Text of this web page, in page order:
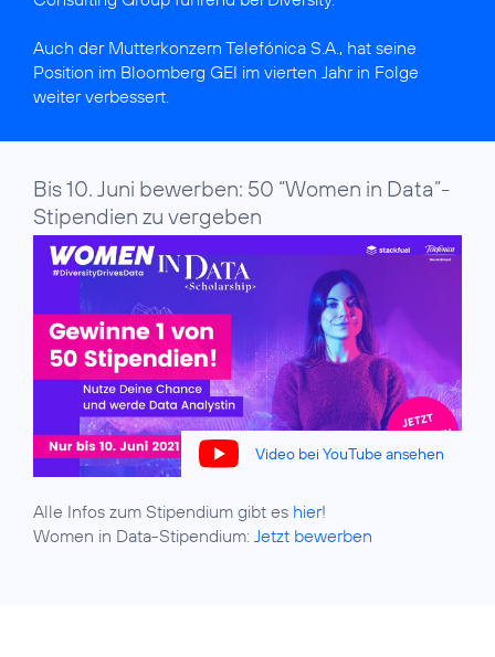
Auch der Mutterkonzern Telefónica S.A., hat seine
Position im Bloomberg GEI im vierten Jahr in Folge
weiter verbessert.
Bis 10. Juni bewerben: 50 “Women in Data”-
Stipendien zu vergeben
Video bei YouTube ansehen
Alle Infos zum Stipendium gibt es hier!
Women in Data-Stipendium: Jetzt bewerben